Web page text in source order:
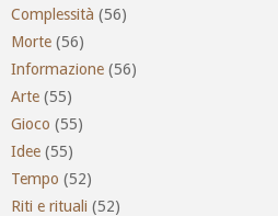
Complessità (56)
Morte (56)
Informazione (56)
Arte (55)
Gioco (55)
Idee (55)
Tempo (52)
Riti e rituali (52)